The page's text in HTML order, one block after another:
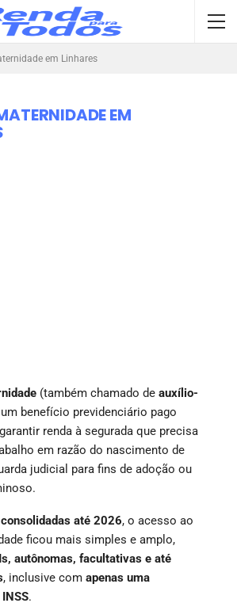
em Linhares
EM
(também chamado de auxílio-
benefício previdenciário pago
renda à segurada que precisa
em razão do nascimento de
judicial para fins de adoção ou
até 2026, o acesso ao
ficou mais simples e amplo,
autônomas, facultativas e até
, inclusive com apenas uma
.